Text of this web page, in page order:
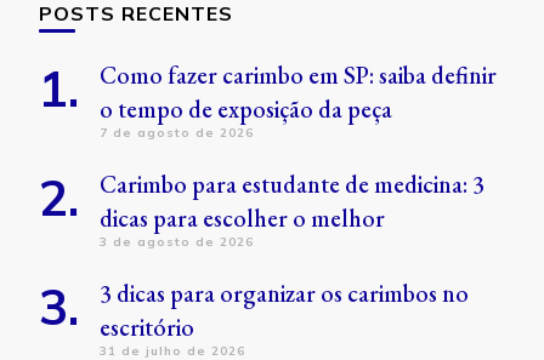
POSTS RECENTES
Como fazer carimbo em SP: saiba definir
o tempo de exposição da peça
7 de agosto de 2026
Carimbo para estudante de medicina: 3
dicas para escolher o melhor
3 de agosto de 2026
3 dicas para organizar os carimbos no
escritório
31 de julho de 2026